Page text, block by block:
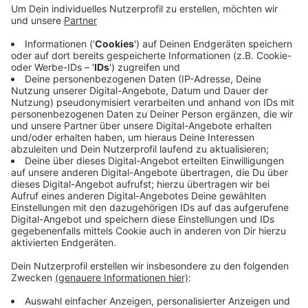
Der Schutzzaun hat zwar Stand gehalten, allerdings
muss das Geröll jetzt entfernt werden. Dafür wird der
Zaun heute in diesem Bereich geöffnet und
anschließend in Teilen ersetzt. Für diese Arbeiten sei
eine Vollsperrung nötig, hieß es von Straßen.NRW. Sie
dauert voraussichtlich bis Ende der Woche.CM
Anzeige